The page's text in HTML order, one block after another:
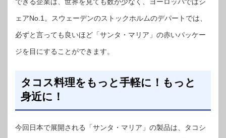
ェアNo.1。スウェーデンのストックホルムのデパートでは、
必ずと言っても良いほど「サンタ・マリア」の赤いパッケー
ジを目にすることができます。
タコス料理をもっと手軽に！もっと
身近に！
今回日本で展開される「サンタ・マリア」の製品は、タコシ